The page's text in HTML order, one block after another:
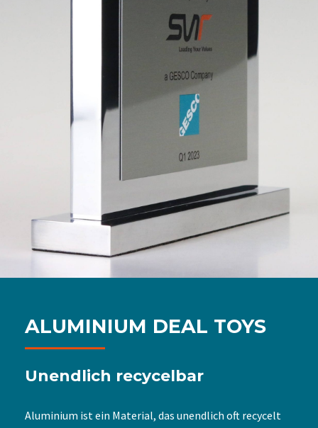
ALUMINIUM DEAL TOYS
Unendlich recycelbar
Aluminium ist ein Material, das unendlich oft recycelt